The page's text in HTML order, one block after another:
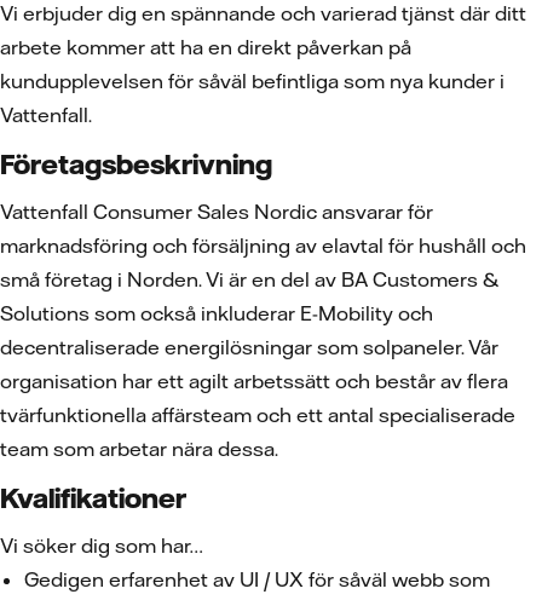
Vi erbjuder dig en spännande och varierad tjänst där ditt
arbete kommer att ha en direkt påverkan på
kundupplevelsen för såväl befintliga som nya kunder i
Vattenfall.
Företagsbeskrivning
Vattenfall Consumer Sales Nordic ansvarar för
marknadsföring och försäljning av elavtal för hushåll och
små företag i Norden. Vi är en del av BA Customers &
Solutions som också inkluderar E-Mobility och
decentraliserade energilösningar som solpaneler. Vår
organisation har ett agilt arbetssätt och består av flera
tvärfunktionella affärsteam och ett antal specialiserade
team som arbetar nära dessa.
Kvalifikationer
Vi söker dig som har…
Gedigen erfarenhet av UI / UX för såväl webb som